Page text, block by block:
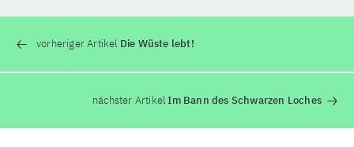
vorheriger Artikel Die Wüste lebt!
nächster ArtikelIm Bann des Schwarzen Loches